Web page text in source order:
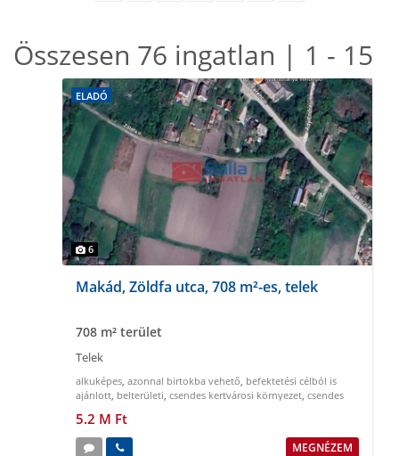
Összesen 76 ingatlan | 1 - 15
ELADÓ
6
Makád, Zöldfa utca, 708 m²-es, telek
708 m² terület
Telek
alkuképes, azonnal birtokba vehető, befektetési célból is
ajánlott, belterületi, csendes kertvárosi környezet, csendes
5.2 M Ft
MEGNÉZEM